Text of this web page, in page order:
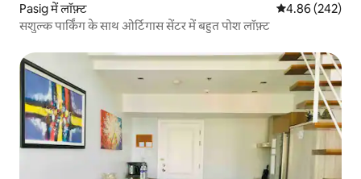
Pasig में लॉफ़्ट औसत रेटिंग 5 में से
4.86 (242)
सशुल्क पार्किंग के साथ ओर्टिगास सेंटर में बहुत पोश लॉफ़्ट